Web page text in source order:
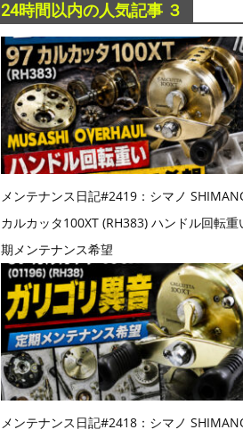
24時間以内の人気記事 ３
メンテナンス日記#2419：シマノ
カルカッタ100XT (RH383) ハンドル回転重
期メンテナンス希望
メンテナンス日記#2418：シマノ